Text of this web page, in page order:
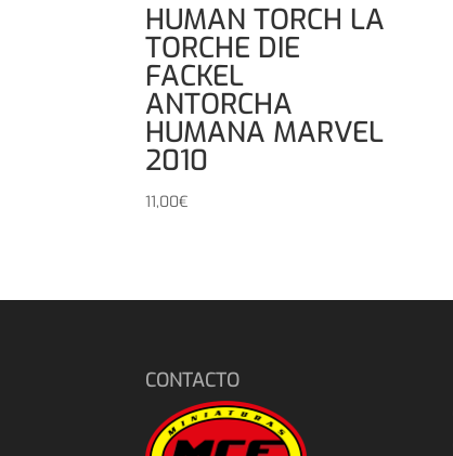
HUMAN TORCH LA
TORCHE DIE
FACKEL
ANTORCHA
HUMANA MARVEL
2010
11,00€
CONTACTO